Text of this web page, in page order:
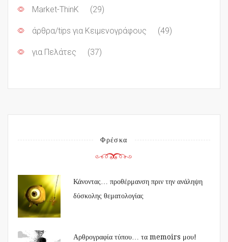
Market-ThinK (29)
άρθρα/tips για Κειμενογράφους (49)
για Πελάτες (37)
Φρέσκα
Κάνοντας… προθέρμανση πριν την ανάληψη
δύσκολης θεματολογίας
Αρθρογραφία τύπου… τα memoirs μου!